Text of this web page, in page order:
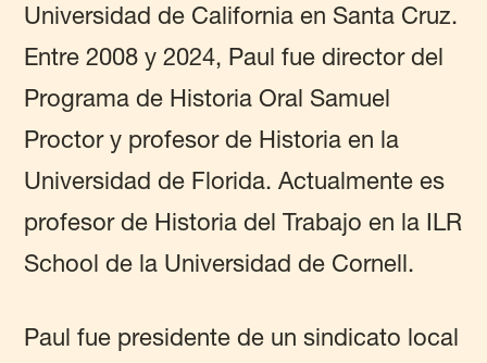
Universidad de California en Santa Cruz.
Entre 2008 y 2024, Paul fue director del
Programa de Historia Oral Samuel
Proctor y profesor de Historia en la
Universidad de Florida. Actualmente es
profesor de Historia del Trabajo en la ILR
School de la Universidad de Cornell.
Paul fue presidente de un sindicato local